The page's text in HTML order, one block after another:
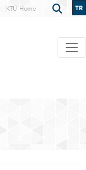
KTÜ Home TR